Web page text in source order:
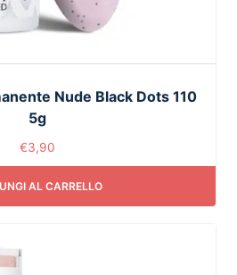
Nude Black Dots 110
5g
€3,90
AL CARRELLO